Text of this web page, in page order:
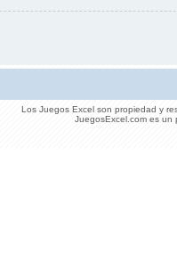
Los Juegos Excel son propiedad y
JuegosExcel.com es un